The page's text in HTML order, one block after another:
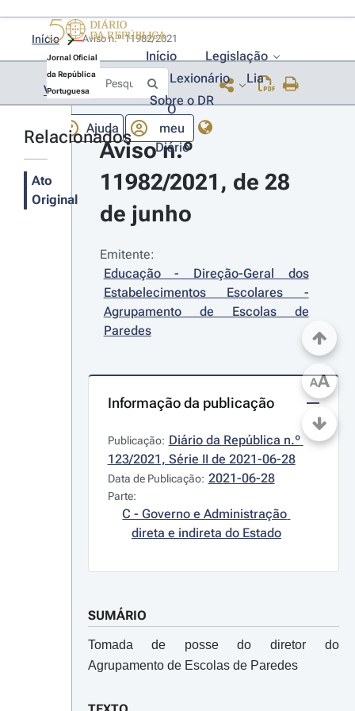
Jornal Oficial
da República
Portuguesa
Início
Legislação
Lexionário
Lia
Sobre o DR
Ajuda
O
meu
Diário
Início
Voltar
Relacionados
Ato
Original
Aviso n.º
11982/2021, de 28
de junho
Emitente:
Educação - Direção-Geral dos
Estabelecimentos Escolares -
Agrupamento de Escolas de
Paredes
Informação da publicação
Publicação: Diário da República n.º
123/2021, Série II de 2021-06-28
Data de Publicação: 2021-06-28
Parte:
C - Governo e Administração
direta e indireta do Estado
SUMÁRIO
Tomada de posse do diretor do
Agrupamento de Escolas de Paredes
AA